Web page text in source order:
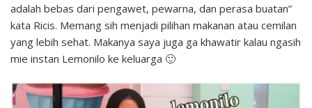
adalah bebas dari pengawet, pewarna, dan perasa buatan”
kata Ricis. Memang sih menjadi pilihan makanan atau cemilan
yang lebih sehat. Makanya saya juga ga khawatir kalau ngasih
mie instan Lemonilo ke keluarga 🙂